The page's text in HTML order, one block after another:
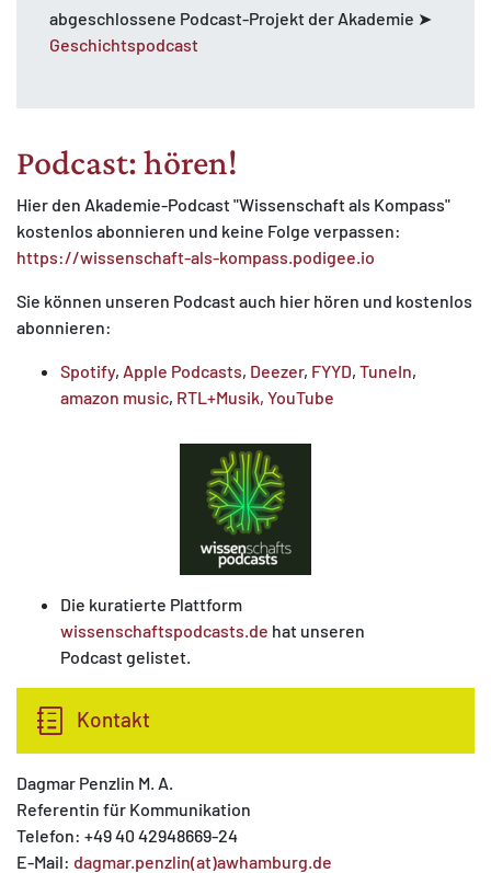
abgeschlossene Podcast-Projekt der Akademie ➤
Geschichtspodcast
Podcast: hören!
Hier den Akademie-Podcast "Wissenschaft als Kompass"
kostenlos abonnieren und keine Folge verpassen:
https://wissenschaft-als-kompass.podigee.io
Sie können unseren Podcast auch hier hören und kostenlos
abonnieren:
Spotify, Apple Podcasts, Deezer, FYYD, ​​​​​​ TuneIn,
amazon music, RTL+Musik, YouTube
Die kuratierte Plattform
wissenschaftspodcasts.de hat unseren
Podcast gelistet.
Kontakt
Dagmar Penzlin M. A.
Referentin für Kommunikation
Telefon: +49 40 42948669-24
E-Mail: dagmar.penzlin(at)awhamburg.de